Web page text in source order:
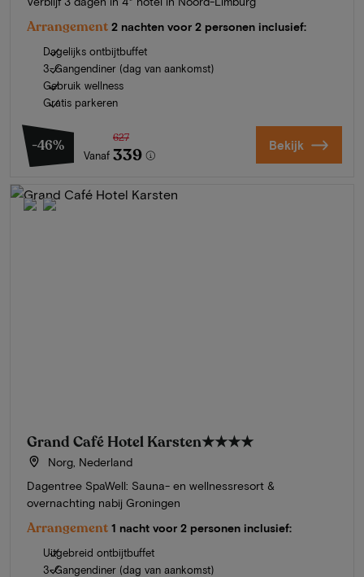
Arrangement 2 nachten voor 2 personen inclusief:
Dagelijks ontbijtbuffet
3-Gangendiner (dag van aankomst)
Gebruik wellness
Gratis parkeren
-46%
Vanaf
627
339 Bekijk
Grand Café Hotel Karsten★★★★
Norg, Nederland
Dagentree SpaWell: Sauna- en wellnessresort &
overnachting nabij Groningen
Arrangement 1 nacht voor 2 personen inclusief:
Uitgebreid ontbijtbuffet
3-Gangendiner (dag van aankomst)